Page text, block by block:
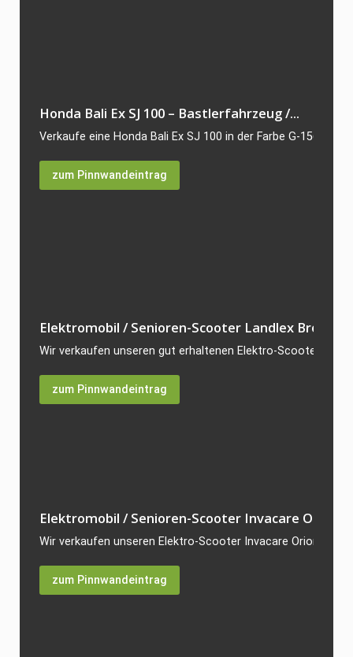
Honda Bali Ex SJ 100 – Bastlerfahrzeug /...
Verkaufe eine Honda Bali Ex SJ 100 in der Farbe G-156P.
zum Pinnwandeintrag
Elektromobil / Senioren-Scooter Landlex
Wir verkaufen unseren gut erhaltenen Elektro-Scooter
zum Pinnwandeintrag
Elektromobil / Senioren-Scooter Invacare Orion...
Wir verkaufen unseren Elektro-Scooter Invacare Orion, da
zum Pinnwandeintrag